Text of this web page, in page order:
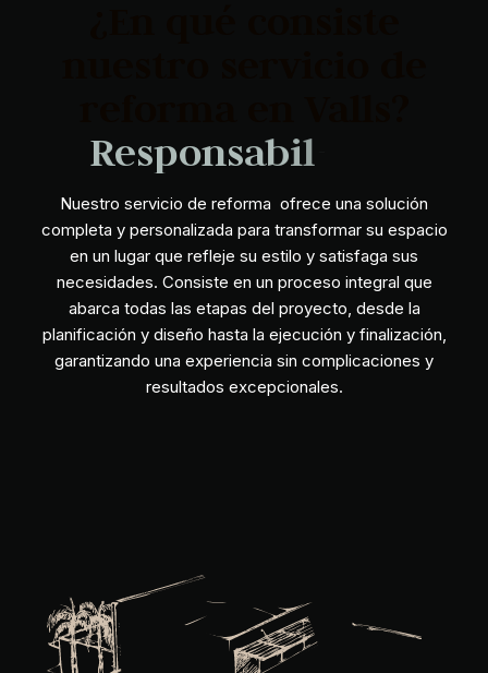
Responsabili
Nuestro servicio de reforma ofrece una solución
completa y personalizada para transformar su espacio
en un lugar que refleje su estilo y satisfaga sus
necesidades. Consiste en un proceso integral que
abarca todas las etapas del proyecto, desde la
planificación y diseño hasta la ejecución y finalización,
garantizando una experiencia sin complicaciones y
resultados excepcionales.